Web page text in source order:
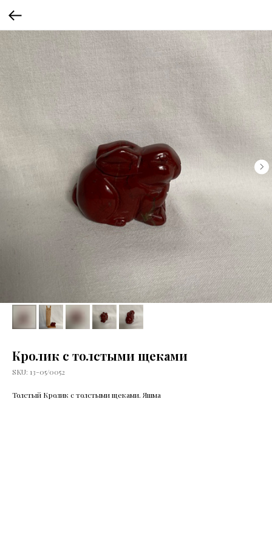
Кролик с толстыми щеками
SKU: 13-05/0052
Толстый Кролик с толстыми щеками. Яшма